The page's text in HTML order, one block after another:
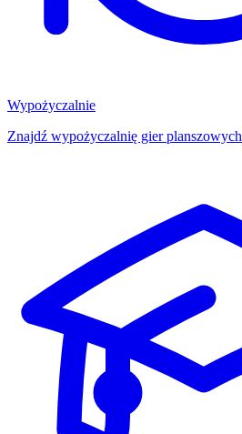
Wypożyczalnie
Znajdź wypożyczalnię gier planszowych